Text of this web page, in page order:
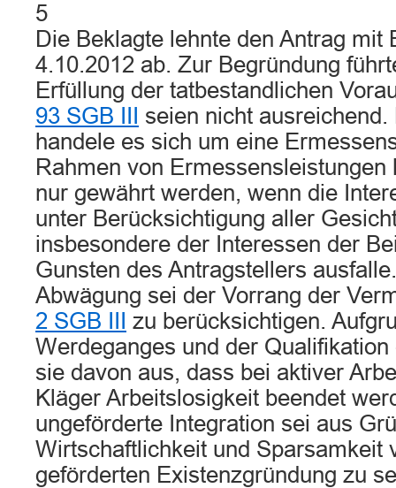
5
Die Beklagte lehnte den Antrag mit
4.10.2012 ab. Zur Begründung
Erfüllung der tatbestandlichen
93 SGB III
seien nicht
handele es sich um eine
Rahmen von Ermessensleistungen
nur gewährt werden, wenn die
unter Berücksichtigung aller
insbesondere der Interessen der
Gunsten des Antragstellers
Abwägung sei der Vorrang der
2 SGB III
zu berücksichtigen.
Werdeganges und der
sie davon aus, dass bei aktiver
Kläger Arbeitslosigkeit beendet
ungeförderte Integration sei aus
Wirtschaftlichkeit und Sparsamkeit
geförderten Existenzgründung zu